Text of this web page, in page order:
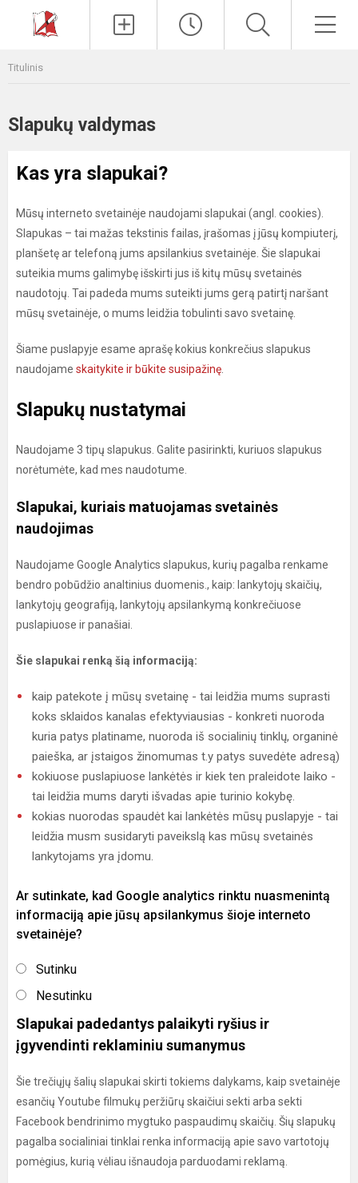
Titulinis
Slapukų valdymas
Kas yra slapukai?
Mūsų interneto svetainėje naudojami slapukai (angl. cookies).
Slapukas – tai mažas tekstinis failas, įrašomas į jūsų kompiuterį,
planšetę ar telefoną jums apsilankius svetainėje. Šie slapukai
suteikia mums galimybę išskirti jus iš kitų mūsų svetainės
naudotojų. Tai padeda mums suteikti jums gerą patirtį naršant
mūsų svetainėje, o mums leidžia tobulinti savo svetainę.
Šiame puslapyje esame aprašę kokius konkrečius slapukus
naudojame skaitykite ir būkite susipažinę
Slapukų nustatymai
Naudojame 3 tipų slapukus. Galite pasirinkti, kuriuos slapukus
norėtumėte, kad mes naudotume.
Slapukai, kuriais matuojamas svetainės
naudojimas
Naudojame Google Analytics slapukus, kurių pagalba renkame
bendro pobūdžio analtinius duomenis., kaip: lankytojų skaičių,
lankytojų geografiją, lankytojų apsilankymą konkrečiuose
puslapiuose ir panašiai.
Šie slapukai renką šią informaciją:
kaip patekote į mūsų svetainę - tai leidžia mums suprasti
koks sklaidos kanalas efektyviausias - konkreti nuoroda
kuria patys platiname, nuoroda iš socialinių tinklų, organinė
paieška, ar įstaigos žinomumas t.y patys suvedėte adresą)
kokiuose puslapiuose lankėtės ir kiek ten praleidote laiko -
tai leidžia mums daryti išvadas apie turinio kokybę.
kokias nuorodas spaudėt kai lankėtės mūsų puslapyje - tai
leidžia musm susidaryti paveikslą kas mūsų svetainės
lankytojams yra įdomu.
Ar sutinkate, kad Google analytics rinktu nuasmenintą
informaciją apie jūsų apsilankymus šioje interneto
svetainėje?
Sutinku
Nesutinku
Slapukai padedantys palaikyti ryšius ir
įgyvendinti reklaminiu sumanymus
Šie trečiųjų šalių slapukai skirti tokiems dalykams, kaip svetainėje
esančių Youtube filmukų peržiūrų skaičiui sekti arba sekti
Facebook bendrinimo mygtuko paspaudimų skaičių. Šių slapukų
pagalba socialiniai tinklai renka informaciją apie savo vartotojų
pomėgius, kurią vėliau išnaudoja parduodami reklamą.